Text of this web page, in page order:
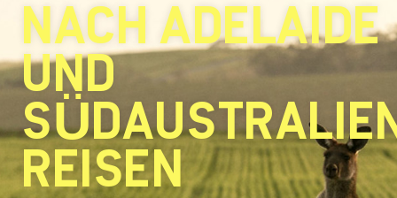
NACH ADELAIDE
UND
REISEN